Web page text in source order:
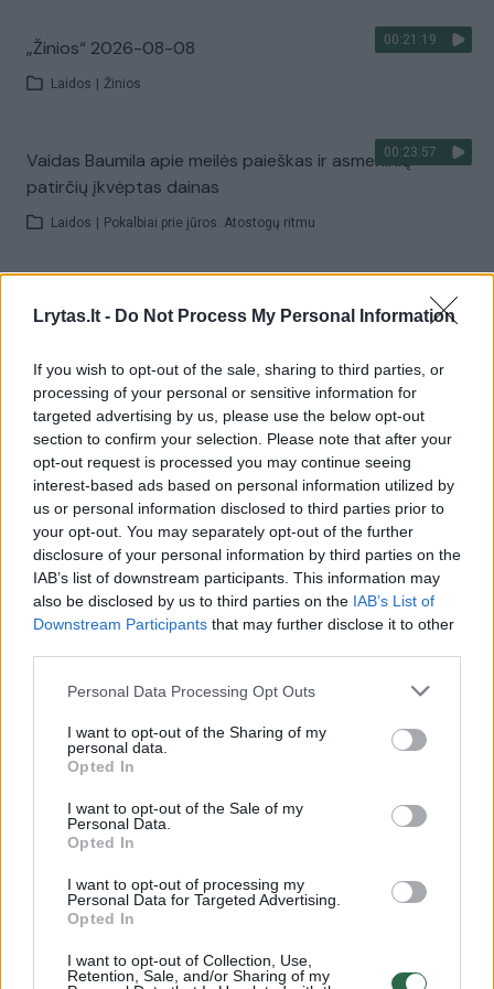
Lrytas.lt - Do Not Process My Personal Information
If you wish to opt-out of the sale, sharing to third parties, or
processing of your personal or sensitive information for
targeted advertising by us, please use the below opt-out
section to confirm your selection. Please note that after your
opt-out request is processed you may continue seeing
interest-based ads based on personal information utilized by
us or personal information disclosed to third parties prior to
your opt-out. You may separately opt-out of the further
disclosure of your personal information by third parties on the
IAB’s list of downstream participants. This information may
also be disclosed by us to third parties on the IAB’s List of
Downstream Participants that may further disclose it to other
Personal Data Processing Opt Outs
I want to opt-out of the Sharing of my
personal data.
Opted In
I want to opt-out of the Sale of my
Personal Data.
Opted In
I want to opt-out of processing my
Personal Data for Targeted Advertising.
Opted In
I want to opt-out of Collection, Use,
Retention, Sale, and/or Sharing of my
00:21:19
„Žinios“ 2026-08-08
Laidos Žinios
00:23:57
Vaidas Baumila apie meilės paieškas ir asmeninių
patirčių įkvėptas dainas
Laidos Pokalbiai prie jūros. Atostogų ritmu
pastebėti virš karinės bazės
Pasaulis
Visi įrašai
Žiūrimiausi įrašai
00:00:30
Vaizdai iš tragiškos avarijos Vilniaus r.: dviejų moterų ir
00:00:57
Savaitės vidurys nusimato karštas: temperatūra kils iki
Žinios | Orai
00:15:54
V. Zalužno pasisakymą laiko bandymu įsitvirtinti
Ukrainos politikoje: jis yra neteisus
Laidos | Nauja diena